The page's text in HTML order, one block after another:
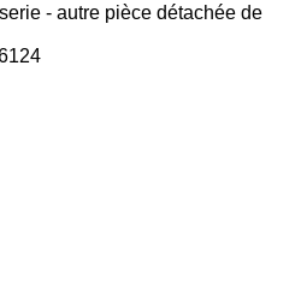
- autre pièce détachée de